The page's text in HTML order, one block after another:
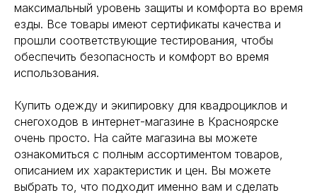
максимальный уровень защиты и комфорта во время
езды. Все товары имеют сертификаты качества и
прошли соответствующие тестирования, чтобы
обеспечить безопасность и комфорт во время
использования.
Купить одежду и экипировку для квадроциклов и
снегоходов в интернет-магазине в Красноярске
очень просто. На сайте магазина вы можете
ознакомиться с полным ассортиментом товаров,
описанием их характеристик и цен. Вы можете
выбрать то, что подходит именно вам и сделать